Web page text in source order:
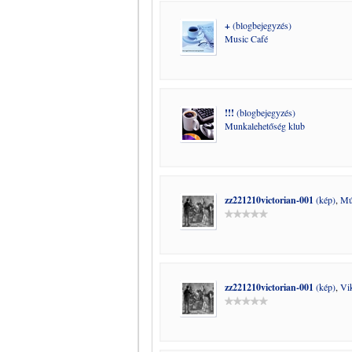
+(blogbejegyzés)
Music Café
!!! (blogbejegyzés)
Munkalehetőség klub
zz221210victorian-001 (kép),
zz221210victorian-001 (kép),